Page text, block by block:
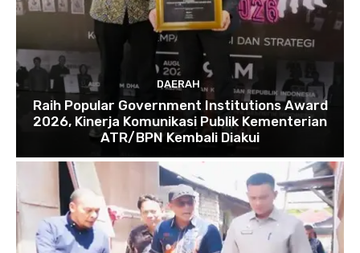
DAERAH
Raih Popular Government Institutions Award
2026, Kinerja Komunikasi Publik Kementerian
ATR/BPN Kembali Diakui